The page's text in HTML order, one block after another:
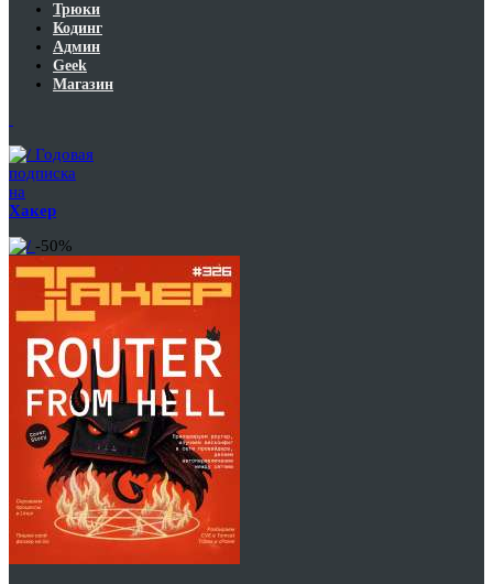
Трюки
Кодинг
Админ
Geek
Магазин
Годовая
подписка
на
Хакер
-50%